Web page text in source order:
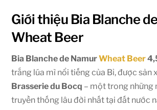
Giới thiệu Bia Blanche
Wheat Beer
Bia Blanche de NamurWheat Beer
trắng lúa mì nổi tiếng của Bỉ, được sản
Brasserie du Bocq – một trong những
truyền thống lâu đời nhất tại đất nước